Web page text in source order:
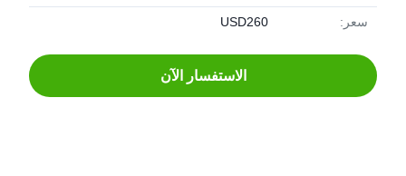
سعر: USD260
الاستفسار الآن